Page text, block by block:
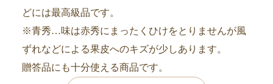
どには最高級品です。
※青秀…味は赤秀にまったくひけをとりませんが風
ずれなどによる果皮へのキズが少しあります。
贈答品にも十分使える商品です。